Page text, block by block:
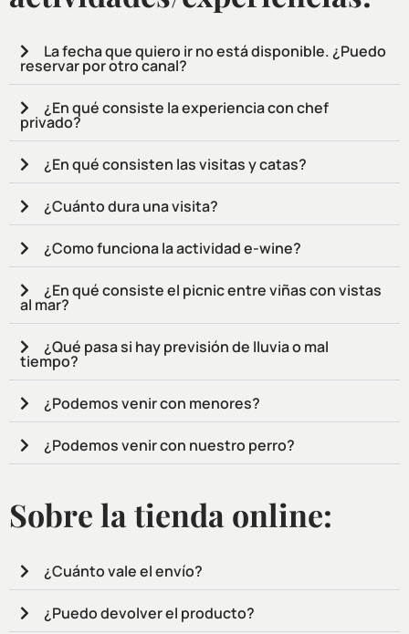
La fecha que quiero ir no está disponible. ¿Puedo
reservar por otro canal?
¿En qué consiste la experiencia con chef
privado?
¿En qué consisten las visitas y catas?
¿Cuánto dura una visita?
¿Como funciona la actividad e-wine?
¿En qué consiste el picnic entre viñas con vistas
al mar?
¿Qué pasa si hay previsión de lluvia o mal
tiempo?
¿Podemos venir con menores?
¿Podemos venir con nuestro perro?
Sobre la tienda online:
¿Cuánto vale el envío?
¿Puedo devolver el producto?